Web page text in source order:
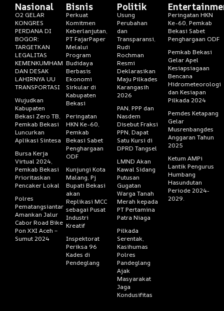
Nasional
O2 GELAR
KONGRES
PERDANA DI
BOGOR:
TARGETKAN
LEGALITAS
KEMENKUMHAM
DAN DESAK
LAHIRNYA UU
TRANSPORTASI
Wujudkan
Kabupaten
Bekasi Zero TB,
Pemkab Bekasi
Luncurkan
Aplikasi Sintesa
Bursa Kerja
Virtual 2024,
Pemkab Bekasi
Prioritaskan
Pencaker Lokal
Polres
Pematangsiantar
Amankan Jalur
Cabor Road Bike
Pon XXI Aceh –
Sumut 2024
Bisnis
Perkuat
Komitmen
Keberlanjutan,
PT FajarPaper
Melalui
Program
Budidaya
Berbasis
Ekonomi
Sirkular di
Kabupaten
Bekasi
Peringatan
HKN Ke-60,
Pemkab
Bekasi Sabet
Penghargaan
ODF
Kunjungi Kota
Malang, Pj
Bupati Bekasi
akan
Replikasi MCC
sebagai Pusat
Industri
Kreatif
Inspektorat
Periksa 96
Kades di
Pendeglang
Politik
Usung
Perubahan
dan
Transparansi,
Rudi
Rochman
Resmi
Deklarasikan
Maju Pilkades
Karangasih
2026
PAN, PPP dan
Nasdem
Disebut Fraksi
PPN, Dapat
Satu Kursi di
DPRD Tangsel
LMND Akan
Kawal Sidang
Putusan
Gugatan
Warga Tanah
Merah kepada
PT Pertamina
Patra Niaga
Pilkada
Serentak,
Kasihumas
Polres
Pandeglang
Ajak
Masyarakat
Jaga
Kondusifitas
Peringatan HKN
Ke-60, Pemkab
Bekasi Sabet
Penghargaan ODF
Pemkab Bekasi
Gelar Apel
Kesiapsiagaan
Bencana
Hidrometeorologi
dan Kesiapan
Pilkada 2024
Pemdes Ketapang
Gelar
Musrenbangdes
Anggaran Tahun
2025
Ketum AMPi
Lantik Pengurus
Humbang
Hasundutan
Periode 2024-
2029.